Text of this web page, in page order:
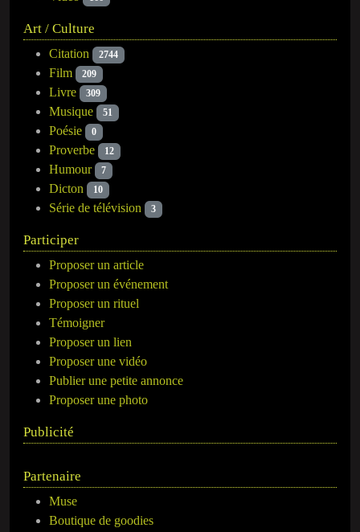
Art / Culture
Citation 2744
Film 209
Livre 309
Musique 51
Poésie 0
Proverbe 12
Humour 7
Dicton 10
Série de télévision 3
Participer
Proposer un article
Proposer un événement
Proposer un rituel
Témoigner
Proposer un lien
Proposer une vidéo
Publier une petite annonce
Proposer une photo
Publicité
Partenaire
Muse
Boutique de goodies